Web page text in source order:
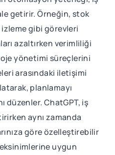
getirir. Örneğin, stok
gibi görevleri
azaltırken verimliliği
yönetimi süreçlerini
arasındaki iletişimi
planlamayı
düzenler. ChatGPT, iş
aynı zamanda
göre özelleştirebilir
uygun